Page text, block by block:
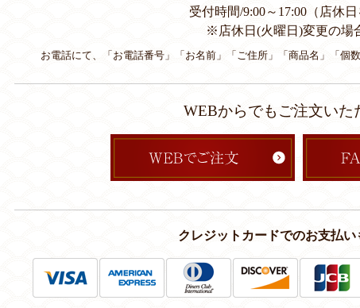
受付時間/9:00～17:00（店休
※店休日(火曜日)変更の場
お電話にて、「お電話番号」「お名前」「ご住所」「商品名」「個
WEBからでもご注文いた
クレジットカードでのお支払い